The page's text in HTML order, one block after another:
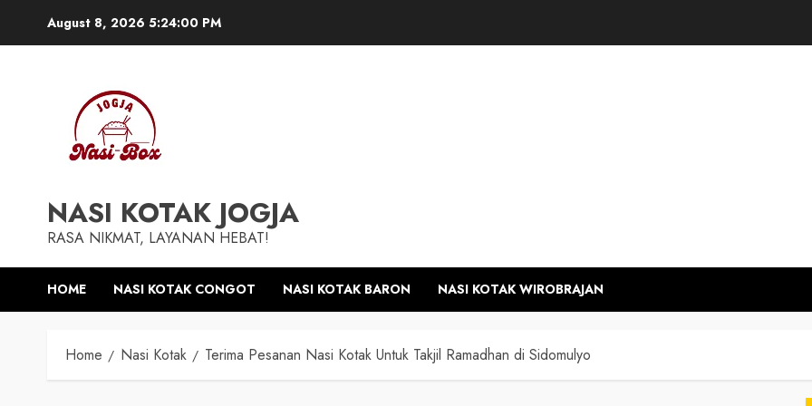
August 8, 2026 5:24:00 PM
NASI KOTAK JOGJA
RASA NIKMAT, LAYANAN HEBAT!
HOME NASI KOTAK CONGOT NASI KOTAK BARON NASI KOTAK WIROBRAJAN
Home Nasi Kotak Terima Pesanan Nasi Kotak Untuk Takjil Ramadhan di Sidomulyo